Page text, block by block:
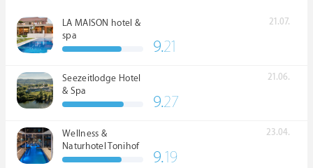
LA MAISON hotel &
spa
21.07.
9.21
Seezeitlodge Hotel
& Spa
21.06.
9.27
Wellness &
Naturhotel Tonihof
****S
23.04.
9.19